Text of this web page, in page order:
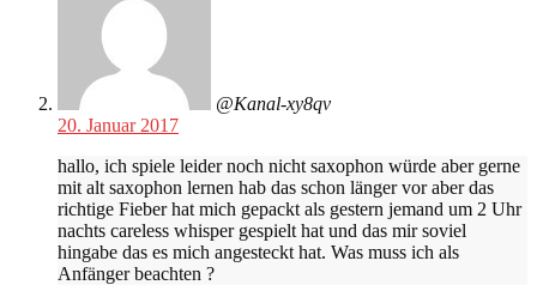
@Kanal-xy8qv
20. Januar 2017
hallo, ich spiele leider noch nicht saxophon würde aber gerne
mit alt saxophon lernen hab das schon länger vor aber das
richtige Fieber hat mich gepackt als gestern jemand um 2 Uhr
nachts careless whisper gespielt hat und das mir soviel
hingabe das es mich angesteckt hat. Was muss ich als
Anfänger beachten ?